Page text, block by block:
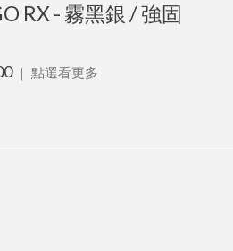
RX - 霧黑銀 / 強固
｜ 點選看更多